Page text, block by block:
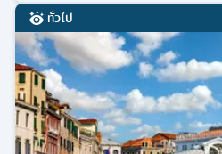
ทั่วไป